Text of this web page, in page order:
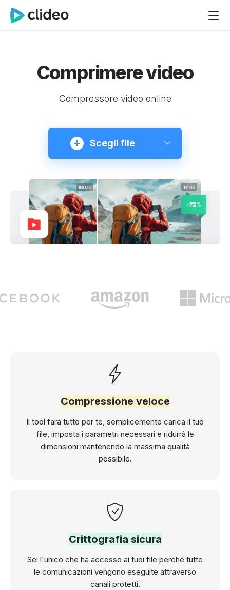
Comprimere video
Compressore video online
Scegli file
Compressione veloce
Il tool farà tutto per te, semplicemente carica il tuo
file, imposta i parametri necessari e ridurrà le
dimensioni mantenendo la massima qualità
possibile.
Crittografia sicura
Sei l'unico che ha accesso ai tuoi file perché tutte
le comunicazioni vengono eseguite attraverso
canali protetti.